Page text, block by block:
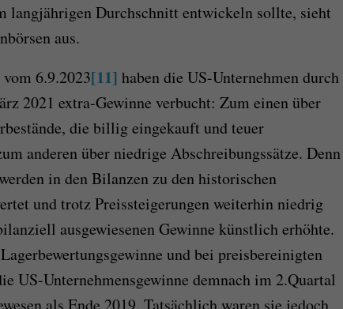
langjährigen Durchschnitt entwickeln sollte, sieht
aus.
6.9.2023[11] haben die US-Unternehmen durch
2021 extra-Gewinne verbucht: Zum einen über
die billig eingekauft und teuer
anderen über niedrige Abschreibungssätze. Denn
in den Bilanzen zu den historischen
und trotz Preissteigerungen weiterhin niedrig
ausgewiesenen Gewinne künstlich erhöhte.
und bei preisbereinigten
US-Unternehmensgewinne demnach im 2.Quartal
als Ende 2019. Tatsächlich waren sie jedoch